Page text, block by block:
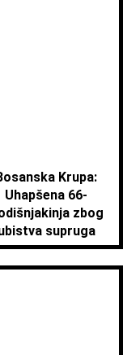
Krupa:
Uhapšena 66-
zbog
supruga